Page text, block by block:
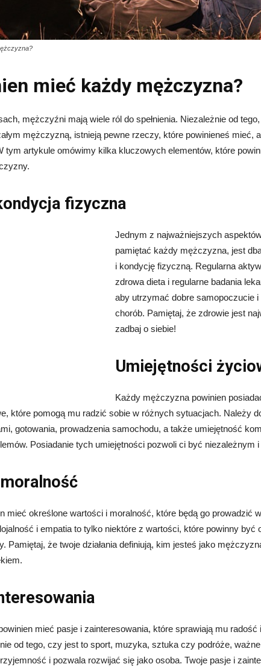
mieć każdy mężczyzna?
mężczyźni mają wiele ról do spełnienia. Niezależnie od
mężczyzną, istnieją pewne rzeczy, które powinieneś mieć,
tym artykule omówimy kilka kluczowych elementów, które
fizyczna
Jednym z najważniejszych
pamiętać każdy mężczyzna, jest
i kondycję fizyczną. Regularna
zdrowa dieta i regularne badania
aby utrzymać dobre samopoczucie i
chorób. Pamiętaj, że zdrowie jest
zadbaj o siebie!
Umiejętności
Każdy mężczyzna powinien
które pomogą mu radzić sobie w różnych sytuacjach. Należy
gotowania, prowadzenia samochodu, a także umiejętność
Posiadanie tych umiejętności pozwoli ci być niezależnym
mieć określone wartości i moralność, które będą go prowadzić
i empatia to tylko niektóre z wartości, które powinny być
Pamiętaj, że twoje działania definiują, kim jesteś jako
mieć pasje i zainteresowania, które sprawiają mu radość
od tego, czy jest to sport, muzyka, sztuka czy podróże,
i pozwala rozwijać się jako osoba. Twoje pasje i